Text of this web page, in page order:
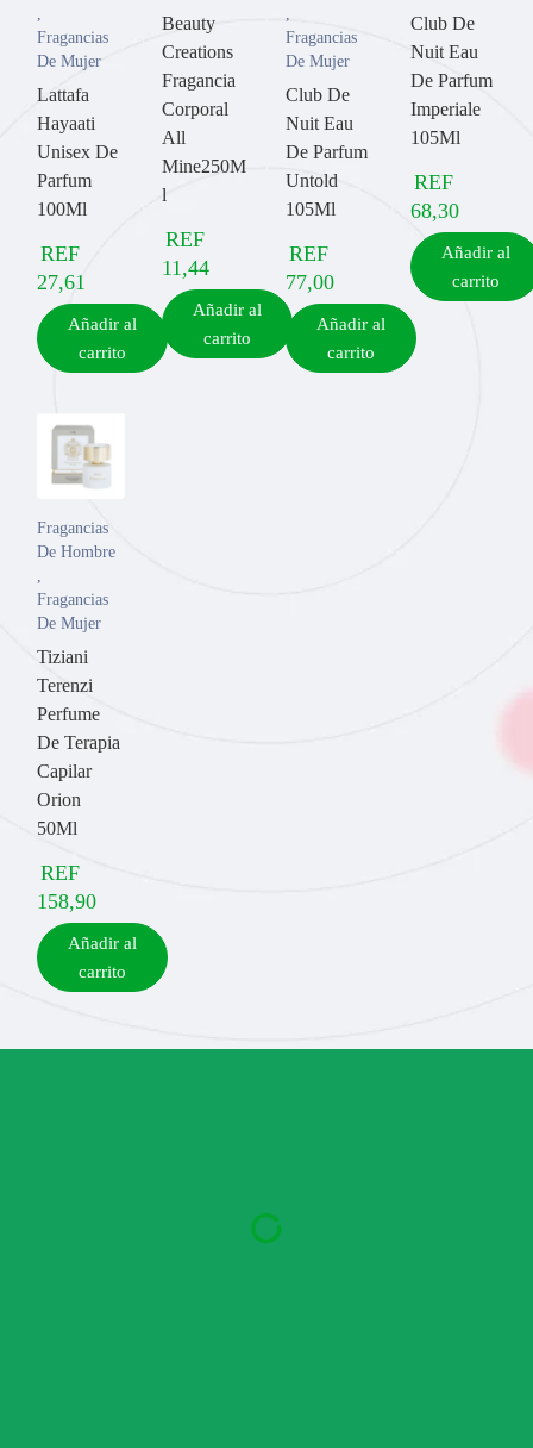
Fragancias
De Mujer
Lattafa
Hayaati
Unisex De
Parfum
100Ml
REF
27,61
Añadir al
carrito
Beauty
Creations
Fragancia
Corporal
All
Mine250M
l
REF
11,44
Añadir al
carrito
Fragancias
De Mujer
Club De
Nuit Eau
De Parfum
Untold
105Ml
REF
77,00
Añadir al
carrito
Club De
Nuit Eau
De Parfum
Imperiale
105Ml
REF
68,30
Añadir al
carrito
Fragancias
De Hombre
,
Fragancias
De Mujer
Tiziani
Terenzi
Perfume
De Terapia
Capilar
Orion
50Ml
REF
158,90
Añadir al
carrito